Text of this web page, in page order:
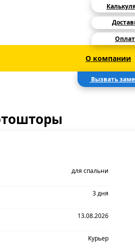
О компании
Вызвать
для спальни
3 дня
13.08.2026
Курьер